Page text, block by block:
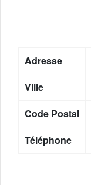
Adresse
Ville
Code Postal
Téléphone